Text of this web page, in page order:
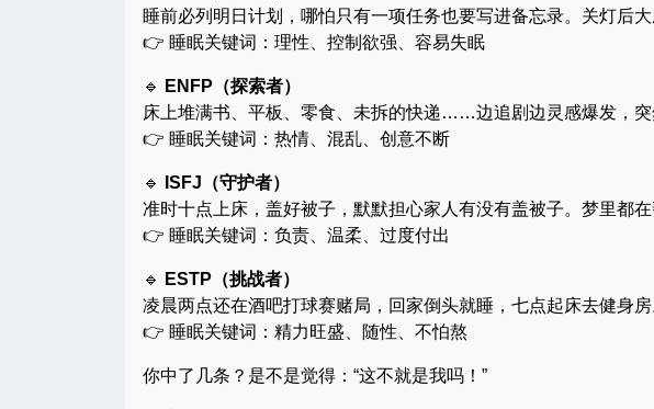
睡前必列明日计划，哪怕只有一项任务也要写进备忘录。关灯后大
👉 睡眠关键词：理性、控制欲强、容易失眠
🔹
ENFP（探索者）
床上堆满书、平板、零食、未拆的快递……边追剧边灵感爆发，突
👉 睡眠关键词：热情、混乱、创意不断
🔹
ISFJ（守护者）
准时十点上床，盖好被子，默默担心家人有没有盖被子。梦里都在
👉 睡眠关键词：负责、温柔、过度付出
🔹
ESTP（挑战者）
凌晨两点还在酒吧打球赛赌局，回家倒头就睡，七点起床去健身房
👉 睡眠关键词：精力旺盛、随性、不怕熬
你中了几条？是不是觉得：“这不就是我吗！”